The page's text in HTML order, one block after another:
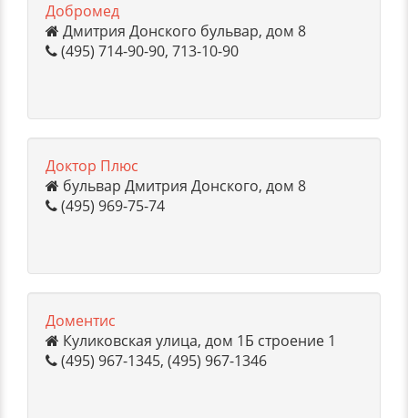
Добромед
Дмитрия Донского бульвар, дом 8
(495) 714-90-90, 713-10-90
Доктор Плюс
бульвар Дмитрия Донского, дом 8
(495) 969-75-74
Доментис
Куликовская улица, дом 1Б строение 1
(495) 967-1345, (495) 967-1346